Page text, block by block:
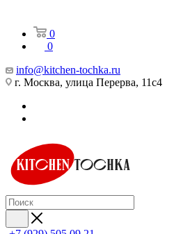
0
0
info@kitchen-tochka.ru
г. Москва, улица Перерва, 11с4